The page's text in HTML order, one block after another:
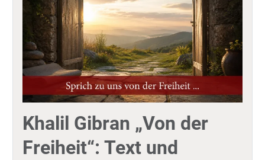
Khalil Gibran „Von der
Freiheit“: Text und